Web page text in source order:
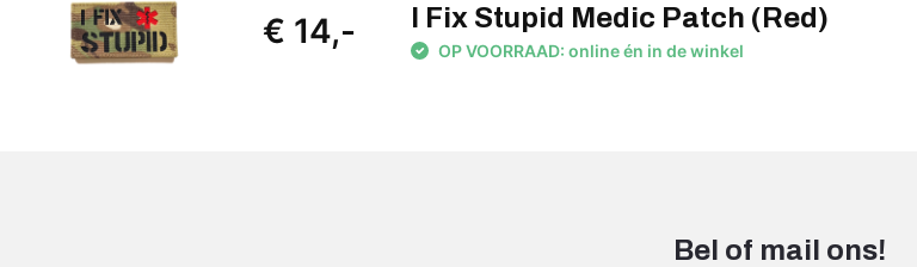
€ 14,- I Fix Stupid Medic Patch (Red)
OP VOORRAAD: online én in de winkel
Bel of mail ons!